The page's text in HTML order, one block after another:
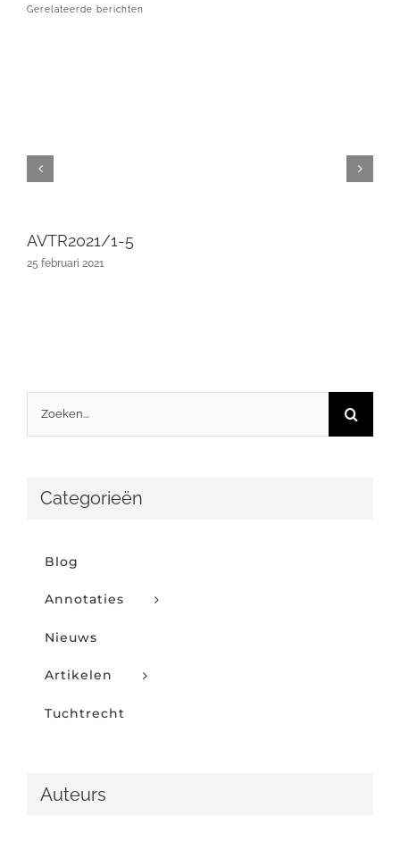
Gerelateerde berichten
AVTR2021/1-5
25 februari 2021
Categorieën
Blog
Annotaties
Nieuws
Artikelen
Tuchtrecht
Auteurs